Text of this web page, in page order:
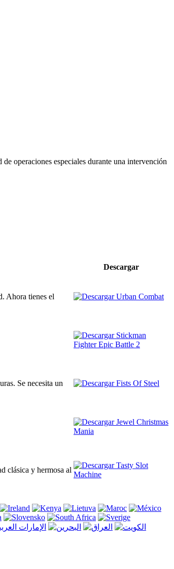
operaciones especiales durante una intervención
Descargar
Ahora tienes el
Se necesita un
clásica y hermosa al